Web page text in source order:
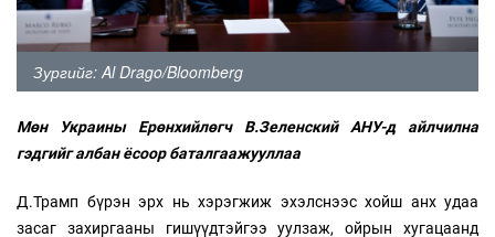
Зургийг: Al Drago/Bloomberg
Мөн Украины Ерөнхийлөгч В.Зеленский АНУ-д айлчилна
гэдгийг албан ёсоор баталгаажууллаа
Д.Трамп бүрэн эрх нь хэрэгжиж эхэлснээс хойш анх удаа
засаг захиргааны гишүүдтэйгээ уулзаж, ойрын хугацаанд